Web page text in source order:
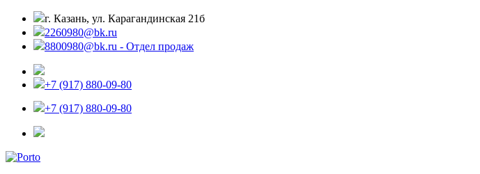
г. Казань, ул. Карагандинская 21б
2260980@bk.ru
8800980@bk.ru - Отдел продаж
+7 (917) 880-09-80
+7 (917) 880-09-80